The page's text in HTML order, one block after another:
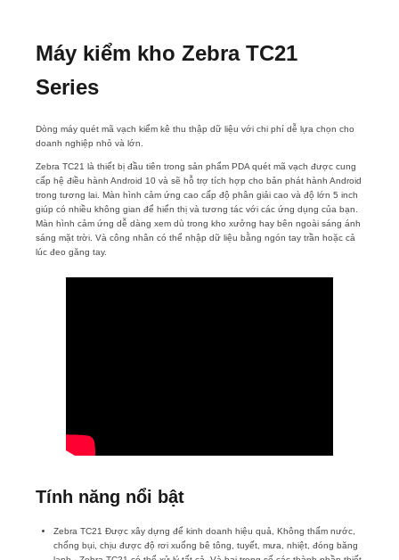
Máy kiểm kho Zebra TC21
Series
Dòng máy quét mã vạch kiểm kê thu thập dữ liệu với chi phí dễ lựa chọn cho
doanh nghiệp nhỏ và lớn.
Zebra TC21 là thiết bị đầu tiên trong sản phẩm PDA quét mã vạch được cung
cấp hệ điều hành Android 10 và sẽ hỗ trợ tích hợp cho bản phát hành Android
trong tương lai. Màn hình cảm ứng cao cấp độ phân giải cao và độ lớn 5 inch
giúp có nhiều không gian để hiển thị và tương tác với các ứng dụng của bạn.
Màn hình cảm ứng dễ dàng xem dù trong kho xưởng hay bên ngoài sáng ánh
sáng mặt trời. Và công nhân có thể nhập dữ liệu bằng ngón tay trần hoặc cả
lúc đeo găng tay.
Tính năng nổi bật
Zebra TC21 Được xây dựng để kinh doanh hiệu quả, Không thấm nước,
chống bụi, chịu được độ rơi xuống bê tông, tuyết, mưa, nhiệt, đóng băng